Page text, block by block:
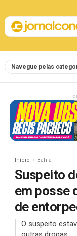
Navegue pelas
Início Bahia
Suspeito
em posse
de
O suspeito